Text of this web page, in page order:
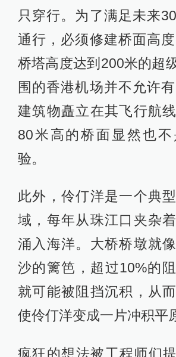
只穿行。为了满足未来
通行，必须修建桥面高度
桥塔高度达到200米的超
围的香港机场并不允许
建筑物矗立在其飞行航
80米高的桥面显然也
验。
此外，伶仃洋是一个典
域，每年从珠江口夹杂
涌入海洋。大桥桥墩就
沙的篱笆，超过10%的
就可能被阻挡沉积，从
使伶仃洋变成一片冲积平
疯狂的想法被工程师们